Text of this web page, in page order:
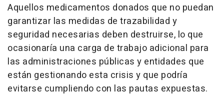
Aquellos medicamentos donados que no puedan
garantizar las medidas de trazabilidad y
seguridad necesarias deben destruirse, lo que
ocasionaría una carga de trabajo adicional para
las administraciones públicas y entidades que
están gestionando esta crisis y que podría
evitarse cumpliendo con las pautas expuestas.